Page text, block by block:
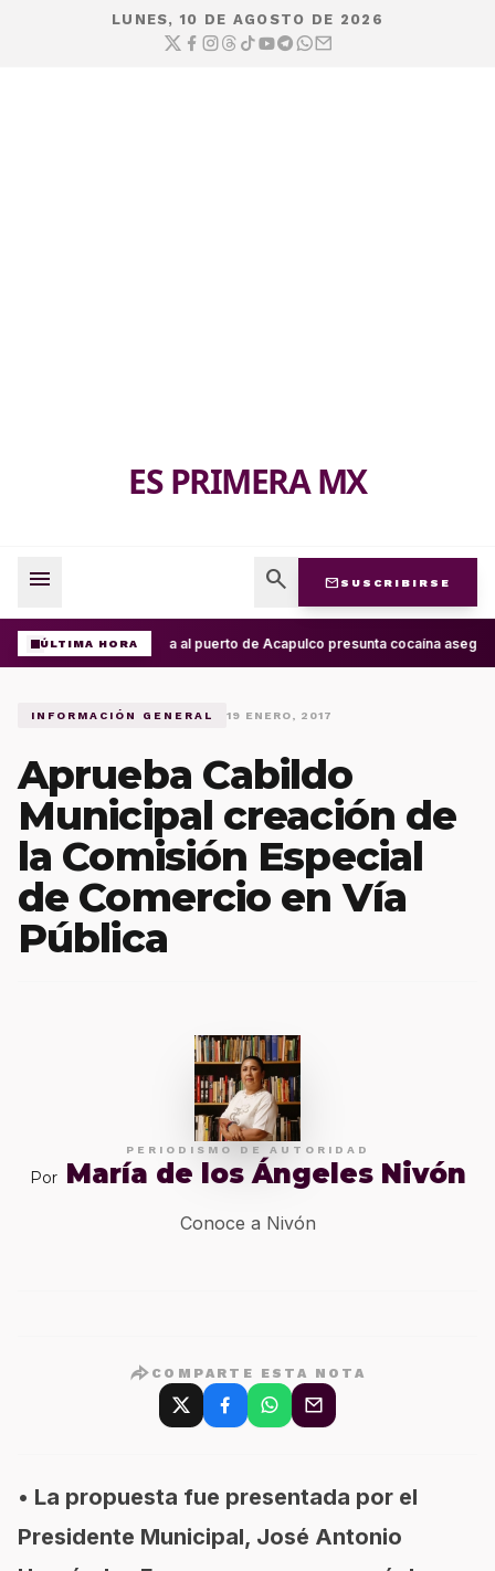
LUNES, 10 DE AGOSTO DE 2026
ES PRIMERA MX
menu search mail SUSCRIBIRSE
ÚLTIMA HORAArriba al puerto de Acapulco presunta cocaína
INFORMACIÓN GENERAL 19 ENERO, 2017
Aprueba Cabildo
Municipal creación de
la Comisión Especial
de Comercio en Vía
Pública
PERIODISMO DE AUTORIDAD
Por María de los Ángeles Nivón
Conoce a Nivón
COMPARTE ESTA NOTA
• La propuesta fue presentada por el
Presidente Municipal, José Antonio